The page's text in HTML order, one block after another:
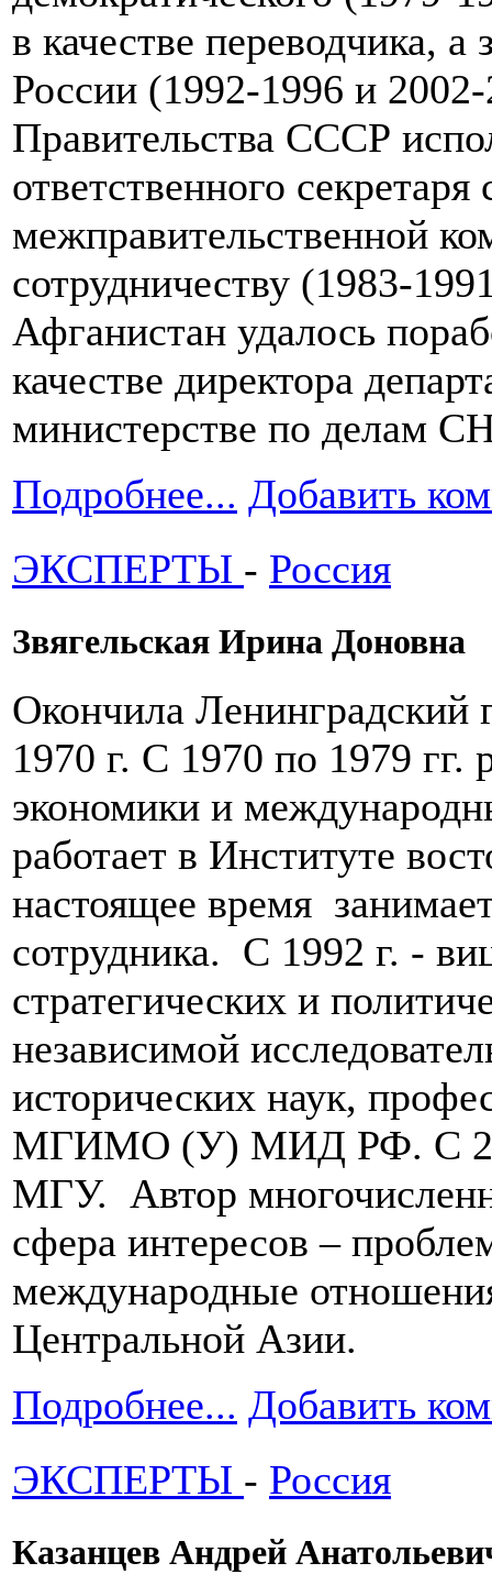
в качестве переводчика, а
России (1992-1996 и
Правительства СССР
ответственного
межправительственной
сотрудничеству (1983-
Афганистан удалось
качестве директора
министерстве по делам
Подробнее... Добавить
ЭКСПЕРТЫ - Россия
Звягельская Ирина Доновна
Окончила Ленинградский
1970 г. С 1970 по 1979 гг.
экономики и
работает в Институте
настоящее время
сотрудника. С 1992 г. -
стратегических и
независимой
исторических наук,
МГИМО (У) МИД РФ. С
МГУ. Автор
сфера интересов –
международные
Центральной Азии.
Подробнее... Добавить
ЭКСПЕРТЫ - Россия
Казанцев Андрей